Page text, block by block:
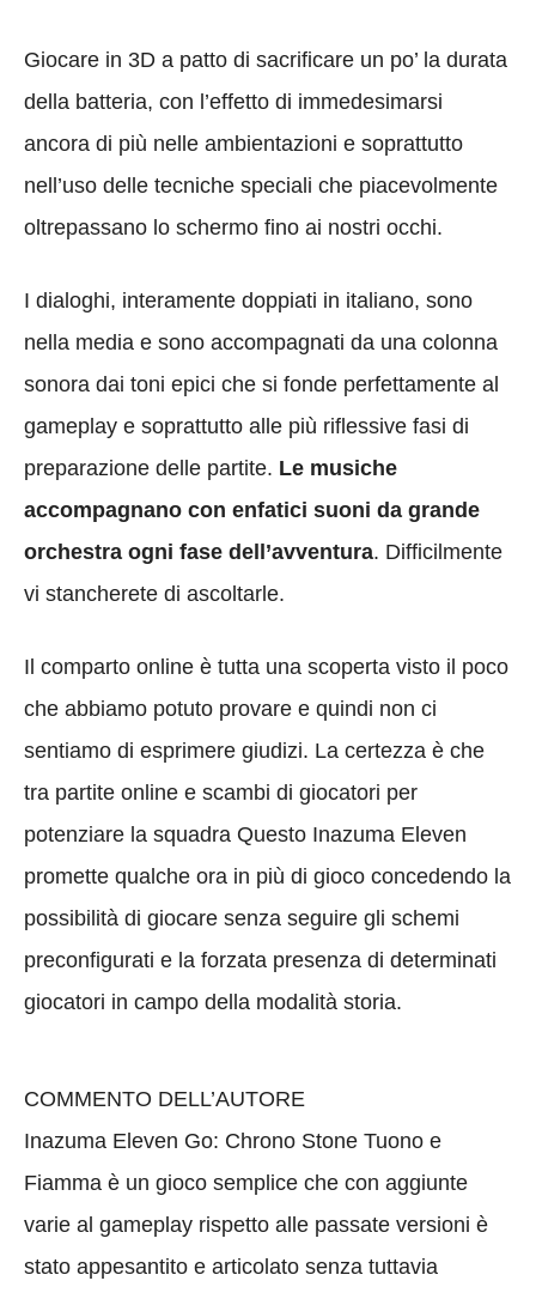
Giocare in 3D a patto di sacrificare un po’ la durata
della batteria, con l’effetto di immedesimarsi
ancora di più nelle ambientazioni e soprattutto
nell’uso delle tecniche speciali che piacevolmente
oltrepassano lo schermo fino ai nostri occhi.
I dialoghi, interamente doppiati in italiano, sono
nella media e sono accompagnati da una colonna
sonora dai toni epici che si fonde perfettamente al
gameplay e soprattutto alle più riflessive fasi di
preparazione delle partite. Le musiche
accompagnano con enfatici suoni da grande
orchestra ogni fase dell’avventura. Difficilmente
vi stancherete di ascoltarle.
Il comparto online è tutta una scoperta visto il poco
che abbiamo potuto provare e quindi non ci
sentiamo di esprimere giudizi. La certezza è che
tra partite online e scambi di giocatori per
potenziare la squadra Questo Inazuma Eleven
promette qualche ora in più di gioco concedendo la
possibilità di giocare senza seguire gli schemi
preconfigurati e la forzata presenza di determinati
giocatori in campo della modalità storia.
COMMENTO DELL’AUTORE
Inazuma Eleven Go: Chrono Stone Tuono e
Fiamma è un gioco semplice che con aggiunte
varie al gameplay rispetto alle passate versioni è
stato appesantito e articolato senza tuttavia